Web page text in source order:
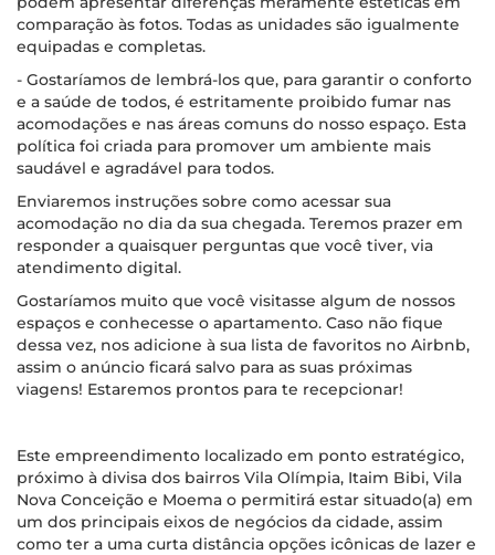
comparação às fotos. Todas as unidades são igualmente
equipadas e completas.
- Gostaríamos de lembrá-los que, para garantir o conforto
e a saúde de todos, é estritamente proibido fumar nas
acomodações e nas áreas comuns do nosso espaço. Esta
política foi criada para promover um ambiente mais
saudável e agradável para todos.
Enviaremos instruções sobre como acessar sua
acomodação no dia da sua chegada. Teremos prazer em
responder a quaisquer perguntas que você tiver, via
atendimento digital.
Gostaríamos muito que você visitasse algum de nossos
espaços e conhecesse o apartamento. Caso não fique
dessa vez, nos adicione à sua lista de favoritos no Airbnb,
assim o anúncio ficará salvo para as suas próximas
viagens! Estaremos prontos para te recepcionar!
Este empreendimento localizado em ponto estratégico,
próximo à divisa dos bairros Vila Olímpia, Itaim Bibi, Vila
Nova Conceição e Moema o permitirá estar situado(a) em
um dos principais eixos de negócios da cidade, assim
como ter a uma curta distância opções icônicas de lazer e